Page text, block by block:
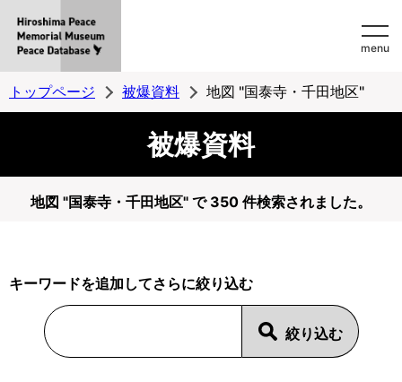
MemorialMuseum
Peace
Database
menu
トップページ 被爆資料 地図 "国泰寺・千田地区"
被爆資料
地図 "国泰寺・千田地区" で 350 件検索されました。
キーワードを追加してさらに絞り込む